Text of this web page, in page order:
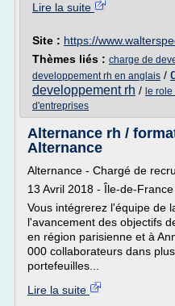
Lire la suite
Site : https://
Thèmes liés : charge de
developpement rh en anglais /
developpement rh / le
d'entreprises
Alternance rh /
Alternance
Alternance - Chargé de
13 Avril 2018 - Île-de-
Vous intégrerez l'équipe de
l'avancement des objectifs
en région parisienne et à
000 collaborateurs dans
portefeuilles...
Lire la suite